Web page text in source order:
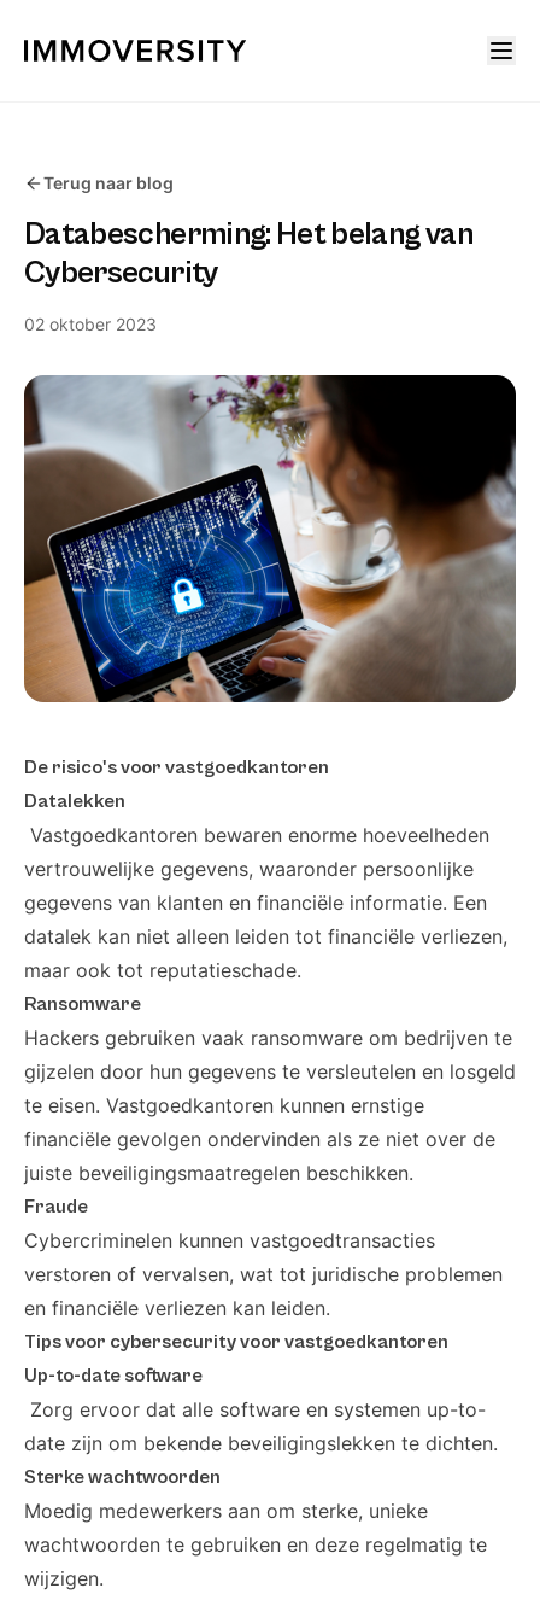
Terug naar blog
Databescherming: Het belang van
Cybersecurity
02 oktober 2023
De risico's voor vastgoedkantoren
Datalekken
Vastgoedkantoren bewaren enorme hoeveelheden
vertrouwelijke gegevens, waaronder persoonlijke
gegevens van klanten en financiële informatie. Een
datalek kan niet alleen leiden tot financiële verliezen,
maar ook tot reputatieschade.
Ransomware
Hackers gebruiken vaak ransomware om bedrijven te
gijzelen door hun gegevens te versleutelen en losgeld
te eisen. Vastgoedkantoren kunnen ernstige
financiële gevolgen ondervinden als ze niet over de
juiste beveiligingsmaatregelen beschikken.
Fraude
Cybercriminelen kunnen vastgoedtransacties
verstoren of vervalsen, wat tot juridische problemen
en financiële verliezen kan leiden.
Tips voor cybersecurity voor vastgoedkantoren
Up-to-date software
Zorg ervoor dat alle software en systemen up-to-
date zijn om bekende beveiligingslekken te dichten.
Sterke wachtwoorden
Moedig medewerkers aan om sterke, unieke
wachtwoorden te gebruiken en deze regelmatig te
wijzigen.